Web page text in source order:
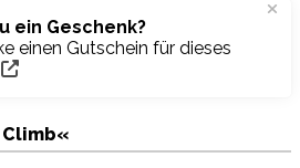
ein Geschenk?
einen Gutschein für dieses